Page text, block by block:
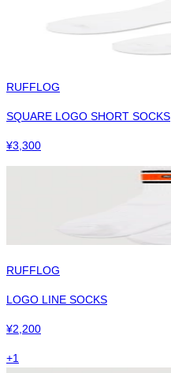
RUFFLOG
SQUARE LOGO SHORT SOCKS
¥3,300
RUFFLOG
LOGO LINE SOCKS
¥2,200
+1